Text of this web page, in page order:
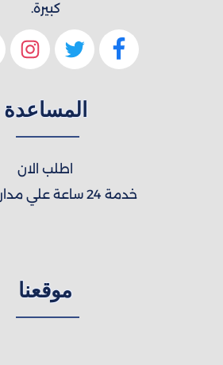
كبيرة.
المساعدة
اطلب الان
خدمة 24 ساعة علي مدار الاسبوع
موقعنا